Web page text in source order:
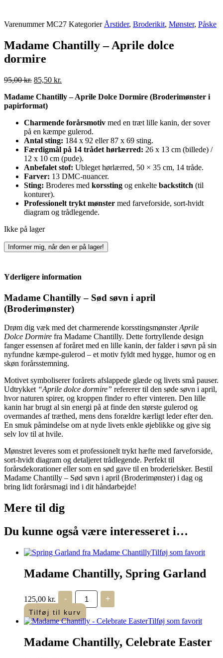
VarenummerMC27 Kategorier Årstider, Broderikit, Mønster, Påske
Madame Chantilly – Aprile dolce
dormire
95,00kr. Den
pris
var:
85,50 kr.
er:
Madame Chantilly – Aprile Dolce Dormire (Broderimønster i
papirformat)
Charmende forårsmotiv med en træt lille kanin, der sover
på en kæmpe gulerod.
Antal sting: 184 x 92 eller 87 x 69 sting.
Færdigmål på 14 trådet hørlærred: 26 x 13 cm (billede) /
12 x 10 cm (pude).
Anbefalet stof: Ubleget hørlærred, 50 × 35 cm, 14 tråde.
Farver: 13 DMC-nuancer.
Sting: Broderes med korssting og enkelte backstitch (til
konturer).
Professionelt trykt mønster med farveforside, sort-hvidt
diagram og trådlegende.
Ikke på lager
Informer mig, når den er på lager!
Yderligere information
Madame Chantilly – Sød søvn i april
(Broderimønster)
Drøm dig væk med det charmerende korsstingsmønsterAprile
Dolce Dormire fra Madame Chantilly. Dette fortryllende design
fanger essensen af foråret med en lille kanin, der falder i søvn på sin
nyfundne kæmpe-gulerod – et motiv fyldt med hygge, humor og en
skøn forårsstemning.
Motivet symboliserer forårets afslappede glæde og livets små pauser.
Udtrykket “Aprile dolce dormire” refererer til den søde søvn i april,
hvor naturen spirer, og kroppen finder ro efter vinteren. Den lille
kanin har brugt al sin energi på at finde den største gulerod og
overmandes af træthed, mens dens forældre kærligt leder efter den.
En smuk påmindelse om at nyde livets enkle øjeblikke og give sig
selv lov til at hvile.
Mønstret leveres som et professionelt trykt hæfte med farveforside,
sort-hvidt diagram og detaljeret trådlegende. Perfekt til
forårsdekorationer eller som en sød gave til en broderielsker. Bestil
Madame Chantilly – Sød søvn i april (Broderimønster) i dag og
bring lidt forårsmagi ind i dit håndarbejde!
Mere til dig
Du kunne også være interesseret i…
Tilføj som favorit
Madame Chantilly, Spring Garland
125,00 kr. -
Madame
Chantilly,
Spring
Garland
antal
+
Tilføj til kurv
Tilføj som favorit
Madame Chantilly, Celebrate Easter